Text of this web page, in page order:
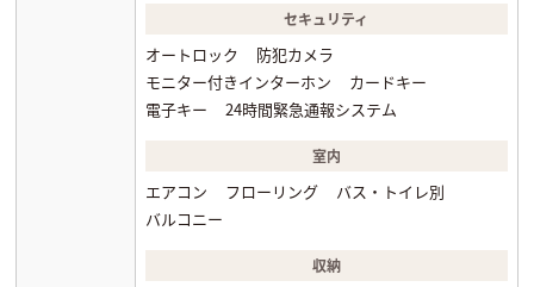
セキュリティ
オートロック
防犯カメラ
モニター付きインターホン
カードキー
電子キー
24時間緊急通報システム
室内
エアコン フローリング
バス・トイレ別
バルコニー
収納